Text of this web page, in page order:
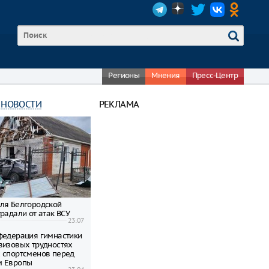
Регионы Мнения Пресс-Центр
Белгородской
от атак ВСУ
23:07
гимнастики
трудностях
перед
Европы
РЕКЛАМА